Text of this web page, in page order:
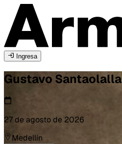
Ingresa
Gustavo Santaolalla
27 de agosto de 2026
Medellín